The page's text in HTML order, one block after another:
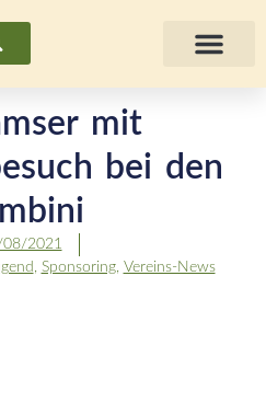
mit
bei den
2021
, Sponsoring, Vereins-News